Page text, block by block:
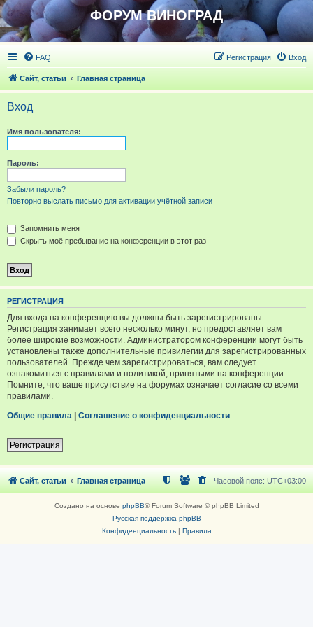
ФОРУМ ВИНОГРАД
FAQ Вход
Регистрация
Сайт, статьи Главная страница
Вход
Имя пользователя:
Пароль:
Забыли пароль?
Повторно выслать письмо для активации учётной записи
Запомнить меня
Скрыть моё пребывание на конференции в этот раз
РЕГИСТРАЦИЯ
Для входа на конференцию вы должны быть зарегистрированы.
Регистрация занимает всего несколько минут, но предоставляет вам
более широкие возможности. Администратором конференции могут быть
установлены также дополнительные привилегии для зарегистрированных
пользователей. Прежде чем зарегистрироваться, вам следует
ознакомиться с правилами и политикой, принятыми на конференции.
Помните, что ваше присутствие на форумах означает согласие со всеми
правилами.
Общие правила | Соглашение о конфиденциальности
Регистрация
Сайт, статьи Главная страница Часовой пояс: UTC+03:00
Создано на основе phpBB® Forum Software © phpBB Limited
Русская поддержка phpBB
Конфиденциальность| Правила